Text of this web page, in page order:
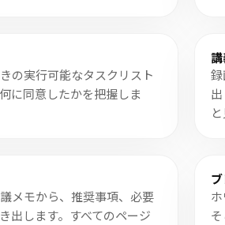
の実行可能なタスクリスト
に同意したかを把握しま
メモから、推奨事項、必要
出します。すべてのページ